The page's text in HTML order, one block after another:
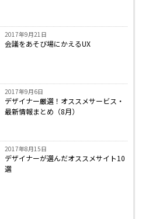
2017年9月21日
会議をあそび場にかえるUX
2017年9月6日
デザイナー厳選！オススメサービス・
最新情報まとめ（8月）
2017年8月15日
デザイナーが選んだオススメサイト10
選